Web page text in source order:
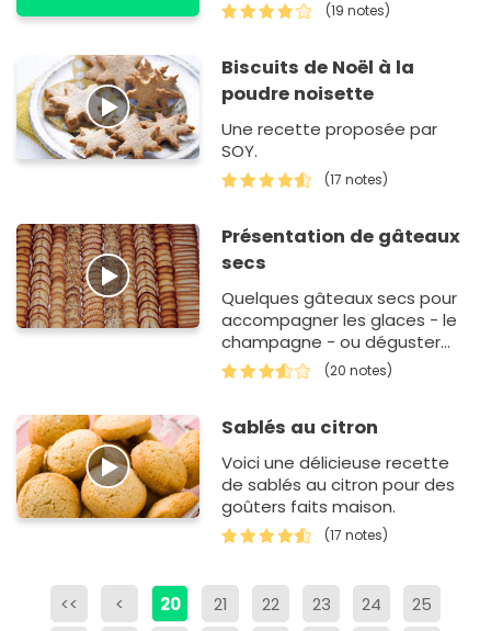
(19 notes)
Biscuits de Noël à la
poudre noisette
Une recette proposée par
SOY.
(17 notes)
Présentation de gâteaux
secs
Quelques gâteaux secs pour
accompagner les glaces - le
champagne - ou déguster
nature.
(20 notes)
Sablés au citron
Voici une délicieuse recette
de sablés au citron pour des
goûters faits maison.
(17 notes)
<< < 20 21 22 23 24
25